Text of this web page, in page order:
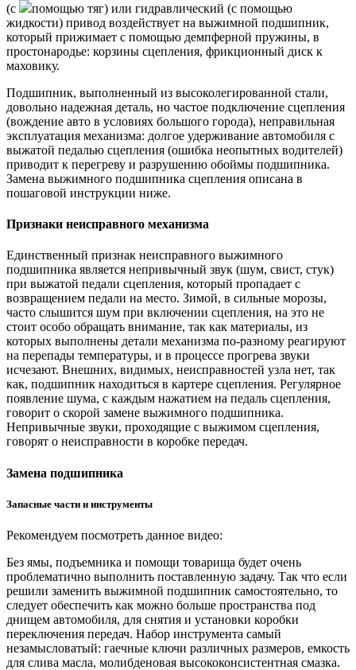
(с
помощью тяг) или гидравлический (с помощью
жидкости) привод воздействует на выжимной подшипник,
который прижимает с помощью демпферной пружины, в
простонародье: корзины сцепления, фрикционный диск к
маховику.
Подшипник, выполненный из высоколегированной стали,
довольно надежная деталь, но частое подключение сцепления
(вождение авто в условиях большого города), неправильная
эксплуатация механизма: долгое удерживание автомобиля с
выжатой педалью сцепления (ошибка неопытных водителей)
приводит к перегреву и разрушению обоймы подшипника.
Замена выжимного подшипника сцепления описана в
пошаговой инструкции ниже.
Признаки неисправного механизма
Единственный признак неисправного выжимного
подшипника является непривычный звук (шум, свист, стук)
при выжатой педали сцепления, который пропадает с
возвращением педали на место. Зимой, в сильные морозы,
часто слышится шум при включении сцепления, на это не
стоит особо обращать внимание, так как материалы, из
которых выполнены детали механизма по-разному реагируют
на перепады температуры, и в процессе прогрева звуки
исчезают. Внешних, видимых, неисправностей узла нет, так
как, подшипник находиться в картере сцепления. Регулярное
появление шума, с каждым нажатием на педаль сцепления,
говорит о скорой замене выжимного подшипника.
Непривычные звуки, проходящие с выжимом сцепления,
говорят о неисправности в коробке передач.
Замена подшипника
Запасные части и инструменты
Рекомендуем посмотреть данное видео:
Без ямы, подъемника и помощи товарища будет очень
проблематично выполнить поставленную задачу. Так что если
решили заменить выжимной подшипник самостоятельно, то
следует обеспечить как можно больше пространства под
днищем автомобиля, для снятия и установки коробки
переключения передач. Набор инструмента самый
незамысловатый: гаечные ключи различных размеров, емкость
для слива масла, молибденовая высококонсистентная смазка.